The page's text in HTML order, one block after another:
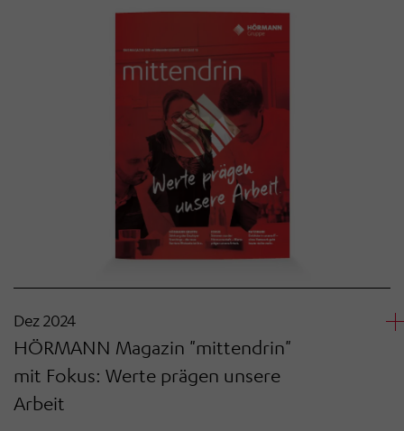
Dez 2024
HÖRMANN Magazin "mittendrin"
mit Fokus: Werte prägen unsere
Arbeit